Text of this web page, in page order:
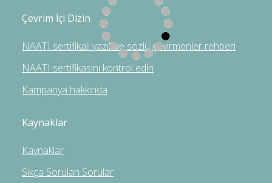
Çevrim İçi Dizin
NAATI sertifikalı yazılı ve sözlü çevirmenler rehberi
NAATI sertifikasını kontrol edin
Kampanya hakkında
Kaynaklar
Kaynaklar
Sıkça Sorulan Sorular